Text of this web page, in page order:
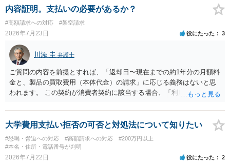
内容証明。支払いの必要があるか？
#高額請求への対応 #架空請求
2026年7月23日 役にたった 3
川添 圭 弁護士
ご質問の内容を前提とすれば、「返却日〜現在までの約1年分の月額料
金と、製品の買取費用（本体代金）の請求」に応じる義務はないと思
われます。 この契約が消費者契約に該当する場合、「利用料金の未納
も不当条項として無効になると解されます（消費者契約法10条）。消
費者契約に該当しない場合でも、ご質問の記載を前提とすればそのよ
うな条項は存在しないので請求自体が不当ということになります。 メ
ールでのやり取りも証拠になりますので、あなたとしては、毅然と請
求を拒絶することを伝えるべきでしょう（ただし未納料金があること
大学費用支払い拒否の可否と対処法について知りたい
#恐喝・脅迫への対応 #高額請求への対応
#200万円以上
#本名・住所・電話番号が判明
2026年7月22日 役にたった 2